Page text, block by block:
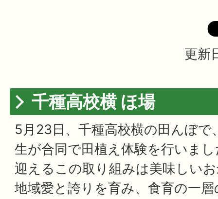
更新
千種高校横 ほ場
5月23日、千種高校横の田んぼで
生が合同で田植え体験を行いま
迎えるこの取り組みは美味しい
地域愛と誇りを育み、食育の一